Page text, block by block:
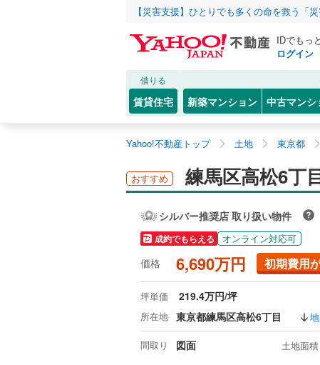
【災害支援】ひとりでも多くの命を救う「
IDでもっ
ログイン
借りる
賃貸住宅 新築マンション 中古マンシ
Yahoo!不動産トップ 土地 東京都
おすすめ 練馬区高松6丁
シルバー推奨店 取り扱い物件
成約でもらえる オンライン対応可
価格 6,690万円 初期費用
坪単価 219.4万円/坪
所在地 東京都練馬区高松6丁目
間取り 図面 土地面積